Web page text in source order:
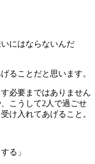
にはならないんだ
ることだと思います。
必要まではありません
こうして2人で過ごせ
け入れてあげること。
る」